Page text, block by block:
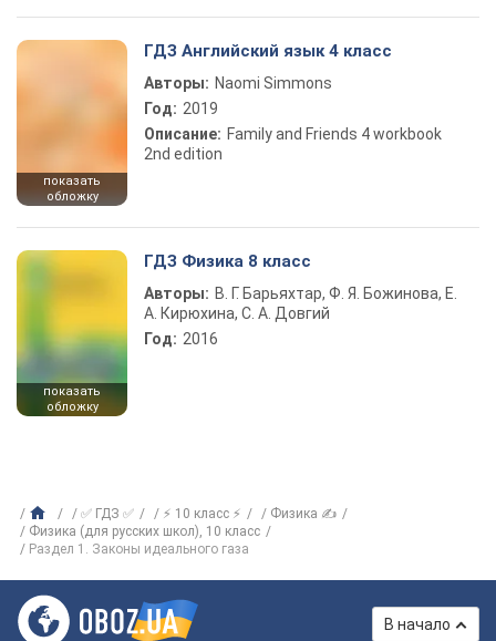
показать
обложку
ГДЗ Английский язык 4 класс
Авторы: Naomi Simmons
Год: 2019
Описание: Family and Friends 4 workbook
2nd edition
показать
обложку
ГДЗ Физика 8 класс
Авторы: В. Г. Барьяхтар, Ф. Я. Божинова, Е.
А. Кирюхина, С. А. Довгий
Год: 2016
✅ ГДЗ ✅ ⚡ 10 класс ⚡
Физика ✍
Физика (для русских школ), 10 класс
Раздел 1. Законы идеального газа
В начало